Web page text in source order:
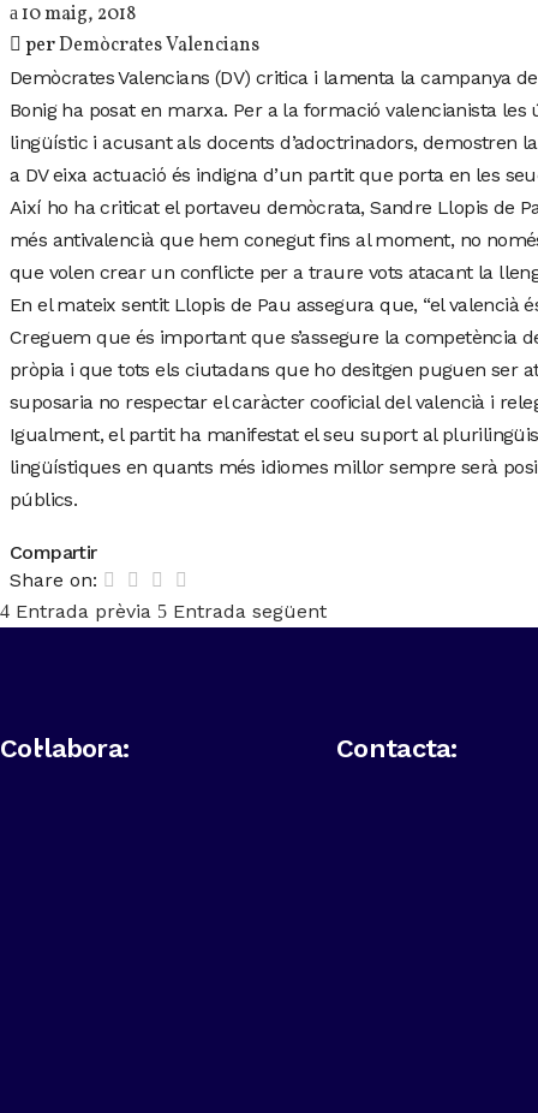
10 maig, 2018
perDemòcrates Valencians
Demòcrates Valencians (DV) critica i lamenta la campanya
Bonig ha posat en marxa. Per a la formació valencianista
lingüístic i acusant als docents d’adoctrinadors, demostren
a DV eixa actuació és indigna d’un partit que porta en les
Així ho ha criticat el portaveu demòcrata, Sandre Llopis de
més antivalencià que hem conegut fins al moment, no
que volen crear un conflicte per a traure vots atacant la
En el mateix sentit Llopis de Pau assegura que, “el valencià
Creguem que és important que s’assegure la competència
pròpia i que tots els ciutadans que ho desitgen puguen ser
suposaria no respectar el caràcter cooficial del valencià i
Igualment, el partit ha manifestat el seu suport al
lingüístiques en quants més idiomes millor sempre serà
públics.
Compartir
Share on:
Entrada prèvia
Entrada següent
Col·labora: Contacta: